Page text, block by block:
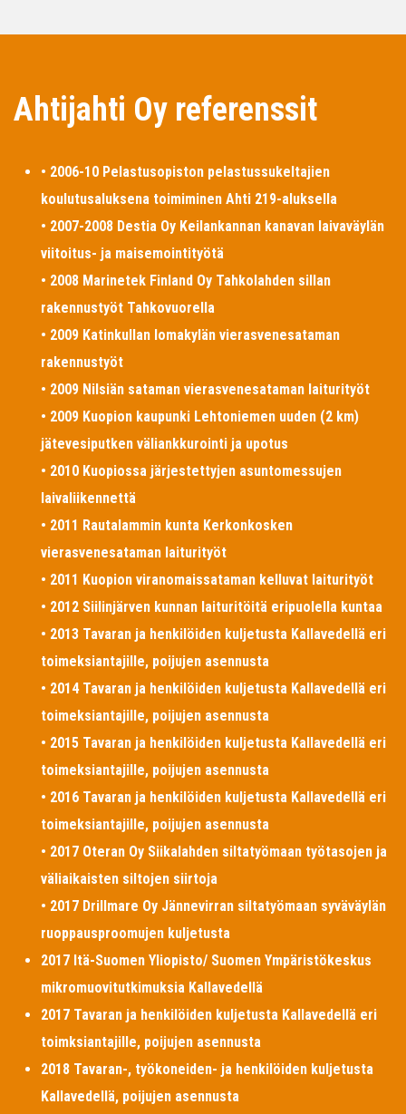
Ahtijahti Oy referenssit
• 2006-10 Pelastusopiston pelastussukeltajien
koulutusaluksena toimiminen Ahti 219-aluksella
• 2007-2008 Destia Oy Keilankannan kanavan laivaväylän
viitoitus- ja maisemointityötä
• 2008 Marinetek Finland Oy Tahkolahden sillan
rakennustyöt Tahkovuorella
• 2009 Katinkullan lomakylän vierasvenesataman
rakennustyöt
• 2009 Nilsiän sataman vierasvenesataman laiturityöt
• 2009 Kuopion kaupunki Lehtoniemen uuden (2 km)
jätevesiputken väliankkurointi ja upotus
• 2010 Kuopiossa järjestettyjen asuntomessujen
laivaliikennettä
• 2011 Rautalammin kunta Kerkonkosken
vierasvenesataman laiturityöt
• 2011 Kuopion viranomaissataman kelluvat laiturityöt
• 2012 Siilinjärven kunnan laituritöitä eripuolella kuntaa
• 2013 Tavaran ja henkilöiden kuljetusta Kallavedellä eri
toimeksiantajille, poijujen asennusta
• 2014 Tavaran ja henkilöiden kuljetusta Kallavedellä eri
toimeksiantajille, poijujen asennusta
• 2015 Tavaran ja henkilöiden kuljetusta Kallavedellä eri
toimeksiantajille, poijujen asennusta
• 2016 Tavaran ja henkilöiden kuljetusta Kallavedellä eri
toimeksiantajille, poijujen asennusta
• 2017 Oteran Oy Siikalahden siltatyömaan työtasojen ja
väliaikaisten siltojen siirtoja
• 2017 Drillmare Oy Jännevirran siltatyömaan syväväylän
ruoppausproomujen kuljetusta
2017 Itä-Suomen Yliopisto/ Suomen Ympäristökeskus
mikromuovitutkimuksia Kallavedellä
2017 Tavaran ja henkilöiden kuljetusta Kallavedellä eri
toimksiantajille, poijujen asennusta
2018 Tavaran-, työkoneiden- ja henkilöiden kuljetusta
Kallavedellä, poijujen asennusta